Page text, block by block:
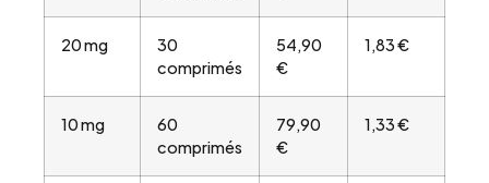
20 mg
30
comprimés
54,90
€
1,83 €
10 mg
60
comprimés
79,90
€
1,33 €